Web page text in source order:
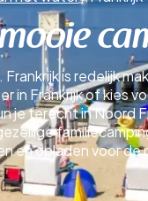
is redelijk
Frankrijk of kies
je terecht in Noord
en opladen voor de